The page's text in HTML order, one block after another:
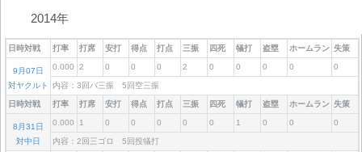
2014年
日時対戦 打率 打席 安打 得点 打点 三振 四死 犠打 盗塁 ホームラン 失策
9月07日
対ヤクルト
0.000 2 0 0 0 2 0 0 0 0 0
内容：3回バ三振 5回空三振
日時対戦 打率 打席 安打 得点 打点 三振 四死 犠打 盗塁 ホームラン 失策
8月31日
対中日
0.000 1 0 0 0 0 0 1 0 0 0
内容：2回三ゴロ 5回投犠打